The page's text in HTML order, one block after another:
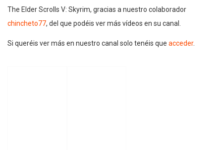
The Elder Scrolls V: Skyrim, gracias a nuestro colaborador
chincheto77, del que podéis ver más vídeos en su canal.
Si queréis ver más en nuestro canal solo tenéis que acceder.